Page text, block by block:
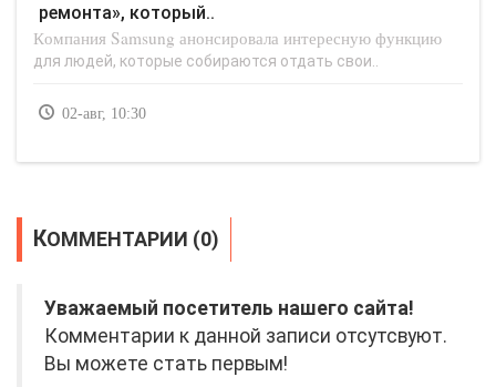
ремонта», который..
Компания Samsung анонсировала интересную функцию
для людей, которые собираются отдать свои..
02-авг, 10:30
КОММЕНТАРИИ (0)
Уважаемый посетитель нашего сайта!
Комментарии к данной записи отсутсвуют.
Вы можете стать первым!